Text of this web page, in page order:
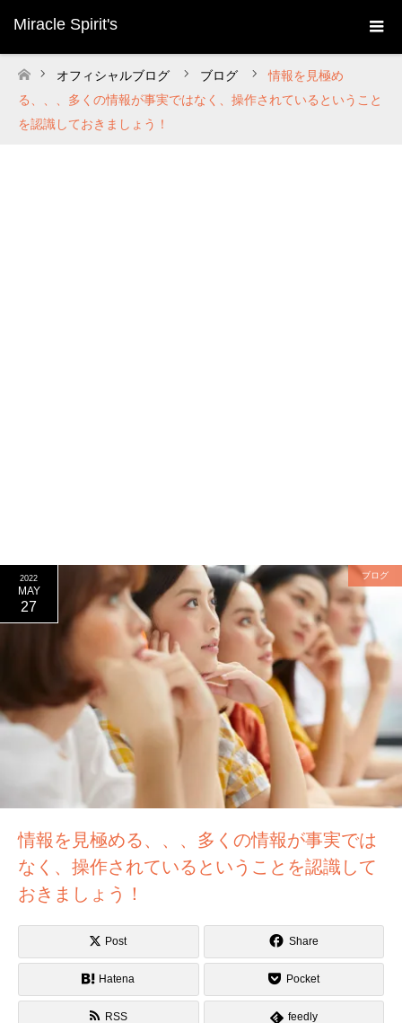
Miracle Spirit's
ホーム
オフィシャルブログ ブログ
情報を見極め
る、、、多くの情報が事実ではなく、操作されているということ
を認識しておきましょう！
2022
MAY
27
ブログ
情報を見極める、、、多くの情報が事実では
なく、操作されているということを認識して
おきましょう！
Post Share
Hatena Pocket
RSS feedly